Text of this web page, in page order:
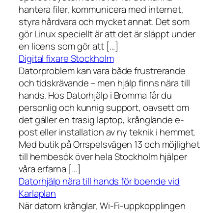
hantera filer, kommunicera med internet,
styra hårdvara och mycket annat. Det som
gör Linux speciellt är att det är släppt under
en licens som gör att […]
Digital fixare Stockholm
Datorproblem kan vara både frustrerande
och tidskrävande – men hjälp finns nära till
hands. Hos Datorhjälp i Bromma får du
personlig och kunnig support, oavsett om
det gäller en trasig laptop, krånglande e-
post eller installation av ny teknik i hemmet.
Med butik på Orrspelsvägen 13 och möjlighet
till hembesök över hela Stockholm hjälper
våra erfarna […]
Datorhjälp nära till hands för boende vid
Karlaplan
När datorn krånglar, Wi-Fi-uppkopplingen